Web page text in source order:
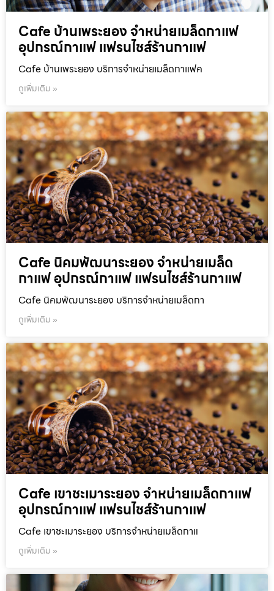
Cafe บ้านเพระยอง จำหน่ายเมล็ดกาแฟ
อุปกรณ์กาแฟ แฟรนไชส์ร้านกาแฟ
Cafe บ้านเพระยอง บริการจำหน่ายเมล็ดกาแฟค
ดูเพิ่มเติม »
Cafe นิคมพัฒนาระยอง จำหน่ายเมล็ด
กาแฟ อุปกรณ์กาแฟ แฟรนไชส์ร้านกาแฟ
Cafe นิคมพัฒนาระยอง บริการจำหน่ายเมล็ดกา
ดูเพิ่มเติม »
Cafe เขาชะเมาระยอง จำหน่ายเมล็ดกาแฟ
อุปกรณ์กาแฟ แฟรนไชส์ร้านกาแฟ
Cafe เขาชะเมาระยอง บริการจำหน่ายเมล็ดกาแ
ดูเพิ่มเติม »